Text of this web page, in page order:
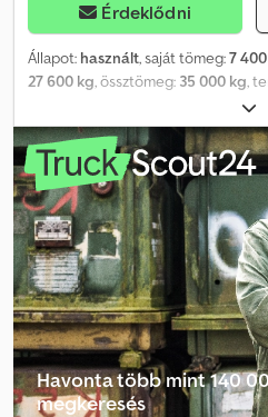
Érdeklődni
Állapot: használt, saját tömeg:7
27 600 kg, össztömeg: 35 000 kg,
05/2012
felfüggesztés:levegő,
konténer | kb. 50 m³ | | BPW
emelhető | | Alufelnik | 2 db
33200 kg hasznos teherbíró
az előzetes értékesítés joga
Havonta több mint 140
megkeresés